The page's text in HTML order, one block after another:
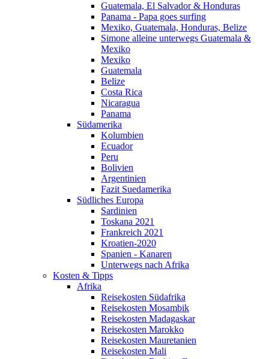
Guatemala, El Salvador & Honduras
Panama - Papa goes surfing
Mexiko, Guatemala, Honduras, Belize
Simone alleine unterwegs Guatemala &
Mexiko
Mexiko
Guatemala
Belize
Costa Rica
Nicaragua
Panama
Südamerika
Kolumbien
Ecuador
Peru
Bolivien
Argentinien
Fazit Suedamerika
Südliches Europa
Sardinien
Toskana 2021
Frankreich 2021
Kroatien-2020
Spanien - Kanaren
Unterwegs nach Afrika
Kosten & Tipps
Afrika
Reisekosten Südafrika
Reisekosten Mosambik
Reisekosten Madagaskar
Reisekosten Marokko
Reisekosten Mauretanien
Reisekosten Mali